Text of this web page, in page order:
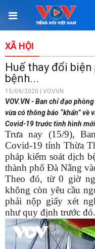
XÃ HỘI
Huế thay đổi
bệnh...
15/09/2020 | VOVVN
VOV.VN - Ban chỉ đạo
vừa có thông báo “khẩn”
Covid-19 trước tình hình
Trưa nay (15/9),
Covid-19 tỉnh Thừa
pháp kiểm soát dịch
thành phố Đà Nẵng
Theo đó, từ 0 giờ
không còn yêu cầu
phải nộp giấy xét
như quy định trước đó.